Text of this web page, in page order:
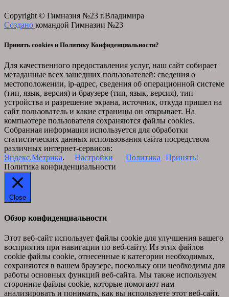
Copyright © Гимназия №23 г.Владимира
Создано командой Гимназии №23
Принять cookies и Политику Конфиденциальности?
Для качественного предоставления услуг, наш сайт собирает
метаданные всех зашедших пользователей: сведения о
местоположении, ip-адрес, сведения об операционной системе
(тип, язык, версия) и браузере (тип, язык, версия), тип
устройства и разрешение экрана, источник, откуда пришел на
сайт пользователь и какие страницы он открывает. На
компьютере пользователя сохраняются файлы cookies.
Собранная информация используется для обработки
статистических данных использования сайта посредством
различных интернет-сервисов:
Яндекс.Метрика. Настройки Политика
Принять!
Политика конфиденциальности
Close
Обзор конфиденциальности
Этот веб-сайт использует файлы cookie для улучшения вашего
восприятия при навигации по веб-сайту. Из этих файлов
cookie файлы cookie, отнесенные к категории необходимых,
сохраняются в вашем браузере, поскольку они необходимы для
работы основных функций веб-сайта. Мы также используем
сторонние файлы cookie, которые помогают нам
анализировать и понимать, как вы используете этот веб-сайт.